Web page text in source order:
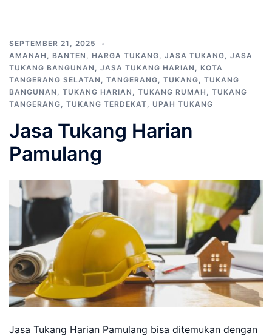
SEPTEMBER 21, 2025
AMANAH , BANTEN , HARGA TUKANG, JASA TUKANG, JASA
TUKANG BANGUNAN , JASA TUKANG HARIAN , KOTA
TANGERANG SELATAN , TANGERANG, TUKANG, TUKANG
BANGUNAN , TUKANG HARIAN , TUKANG RUMAH , TUKANG
TANGERANG, TUKANG TERDEKAT, UPAH TUKANG
Jasa Tukang Harian
Pamulang
Jasa Tukang Harian Pamulang bisa ditemukan dengan